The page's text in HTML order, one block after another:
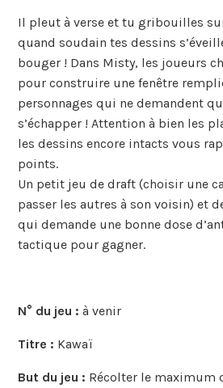
Il pleut à verse et tu gribouilles
quand soudain tes dessins
bouger ! Dans Misty, les joueurs
pour construire une fenêtre
personnages qui ne demandent
s’échapper ! Attention à bien les
les dessins encore intacts vous
points.
Un petit jeu de draft (choisir une
passer les autres à son voisin) et
qui demande une bonne dose
tactique pour gagner.
N° du jeu :à venir
Titre : Kawaï
But du jeu : Récolter le maximum